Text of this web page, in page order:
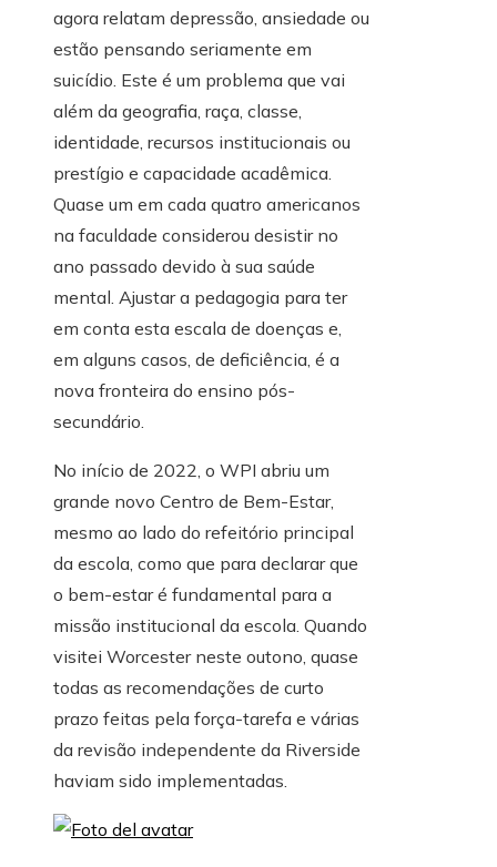
agora relatam depressão, ansiedade ou
estão pensando seriamente em
suicídio. Este é um problema que vai
além da geografia, raça, classe,
identidade, recursos institucionais ou
prestígio e capacidade acadêmica.
Quase um em cada quatro americanos
na faculdade considerou desistir no
ano passado devido à sua saúde
mental. Ajustar a pedagogia para ter
em conta esta escala de doenças e,
em alguns casos, de deficiência, é a
nova fronteira do ensino pós-
secundário.
No início de 2022, o WPI abriu um
grande novo Centro de Bem-Estar,
mesmo ao lado do refeitório principal
da escola, como que para declarar que
o bem-estar é fundamental para a
missão institucional da escola. Quando
visitei Worcester neste outono, quase
todas as recomendações de curto
prazo feitas pela força-tarefa e várias
da revisão independente da Riverside
haviam sido implementadas.